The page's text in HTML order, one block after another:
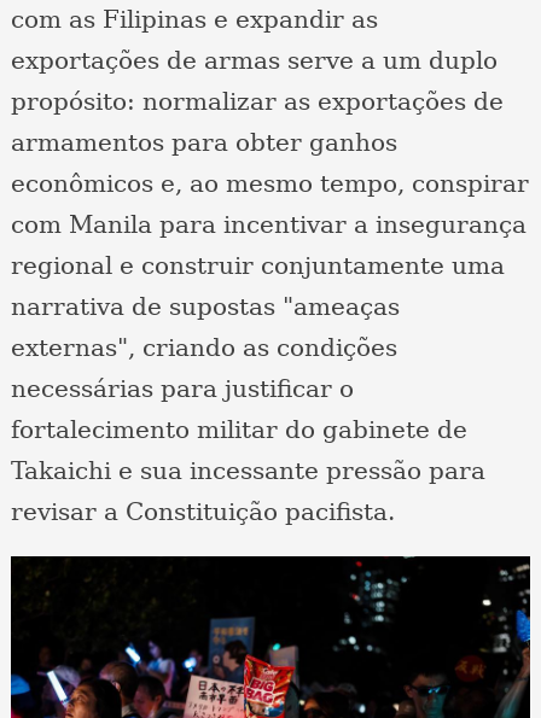
com as Filipinas e expandir as
exportações de armas serve a um duplo
propósito: normalizar as exportações de
armamentos para obter ganhos
econômicos e, ao mesmo tempo, conspirar
com Manila para incentivar a insegurança
regional e construir conjuntamente uma
narrativa de supostas "ameaças
externas", criando as condições
necessárias para justificar o
fortalecimento militar do gabinete de
Takaichi e sua incessante pressão para
revisar a Constituição pacifista.